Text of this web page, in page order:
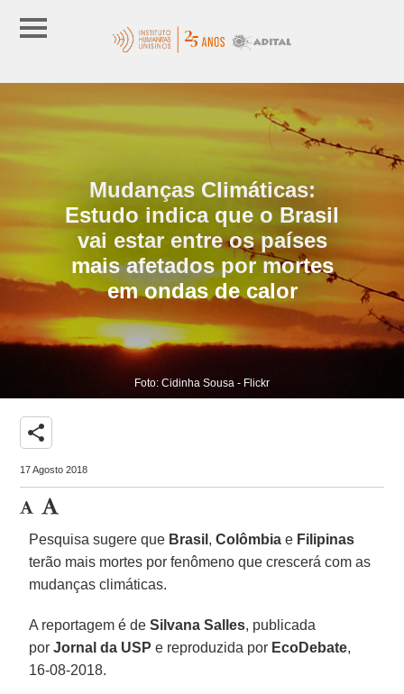
Mudanças Climáticas:
Estudo indica que o Brasil
vai estar entre os países
mais afetados por mortes
em ondas de calor
Foto: Cidinha Sousa - Flickr
share
17 Agosto 2018
Pesquisa sugere que Brasil ,Colômbia e Filipinas
terão mais mortes por fenômeno que crescerá com as
mudanças climáticas.
A reportagem é deSilvana Salles, publicada
porJornal da USP e reproduzida por EcoDebate,
16-08-2018.